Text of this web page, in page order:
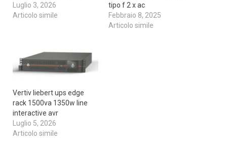
Luglio 3, 2026
Articolo simile
tipo f 2 x ac
Febbraio 8, 2025
Articolo simile
Vertiv liebert ups edge
rack 1500va 1350w line
interactive avr
Luglio 5, 2026
Articolo simile